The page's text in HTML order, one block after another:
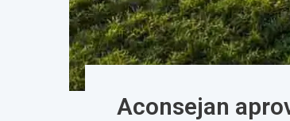
Aconsejan